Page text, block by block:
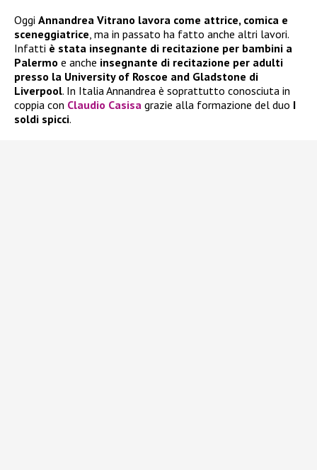
Oggi Annandrea Vitrano lavora come attrice, comica e
sceneggiatrice, ma in passato ha fatto anche altri lavori.
Infatti è stata insegnante di recitazione per bambini a
Palermo e anche insegnante di recitazione per adulti
presso la University of Roscoe and Gladstone di
Liverpool. In Italia Annandrea è soprattutto conosciuta in
coppia con Claudio Casisa grazie alla formazione del duo I
soldi spicci.